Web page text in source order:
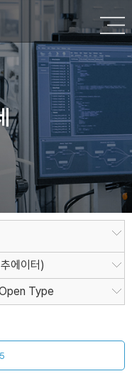
에이터)
Type